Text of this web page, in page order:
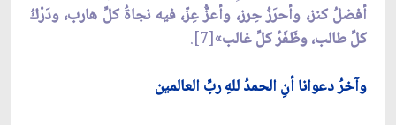
أفضلُ كنز، وأحرَزُ حِرز، وأعزُّ عِزّ، فيه نجاةُ كلِّ هارب، ودَرْكُ
كلِّ طالب، وظَفَرُ كلِّ غالب»[7].
وآخرُ دعوانا أنِ الحمدُ للهِ ربِّ العالمين